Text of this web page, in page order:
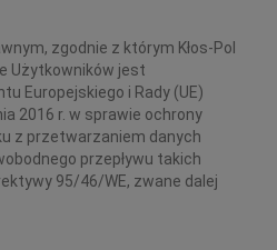
zgodnie z którym Kłos-Pol
Użytkowników jest
Europejskiego i Rady (UE)
2016 r. w sprawie ochrony
z przetwarzaniem danych
przepływu takich
95/46/WE, zwane dalej